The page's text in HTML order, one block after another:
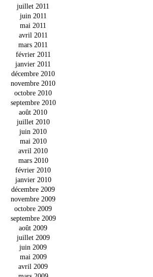
juillet 2011
juin 2011
mai 2011
avril 2011
mars 2011
février 2011
janvier 2011
décembre 2010
novembre 2010
octobre 2010
septembre 2010
août 2010
juillet 2010
juin 2010
mai 2010
avril 2010
mars 2010
février 2010
janvier 2010
décembre 2009
novembre 2009
octobre 2009
septembre 2009
août 2009
juillet 2009
juin 2009
mai 2009
avril 2009